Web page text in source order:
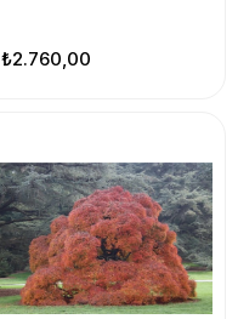
₺2.760,00